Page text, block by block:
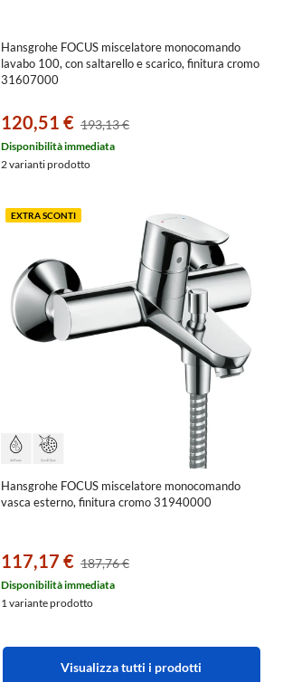
Hansgrohe FOCUS miscelatore monocomando
lavabo 100, con saltarello e scarico, finitura cromo
31607000
120,51 € 193,13 €
Disponibilità immediata
2 varianti prodotto
EXTRA SCONTI
Hansgrohe FOCUS miscelatore monocomando
vasca esterno, finitura cromo 31940000
117,17 € 187,76 €
Disponibilità immediata
1 variante prodotto
Visualizza tutti i prodotti